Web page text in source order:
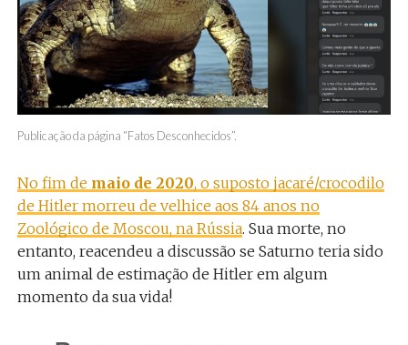
Publicação da página “Fatos Desconhecidos”.
No fim de maio de 2020, o suposto jacaré/crocodilo
de Hitler morreu de velhice aos 84 anos no
Zoológico de Moscou, na Rússia. Sua morte, no
entanto, reacendeu a discussão se Saturno teria sido
um animal de estimação de Hitler em algum
momento da sua vida!